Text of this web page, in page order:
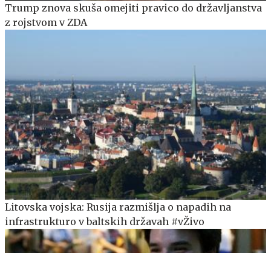
Trump znova skuša omejiti pravico do državljanstva
z rojstvom v ZDA
Litovska vojska: Rusija razmišlja o napadih na
infrastrukturo v baltskih državah #vŽivo